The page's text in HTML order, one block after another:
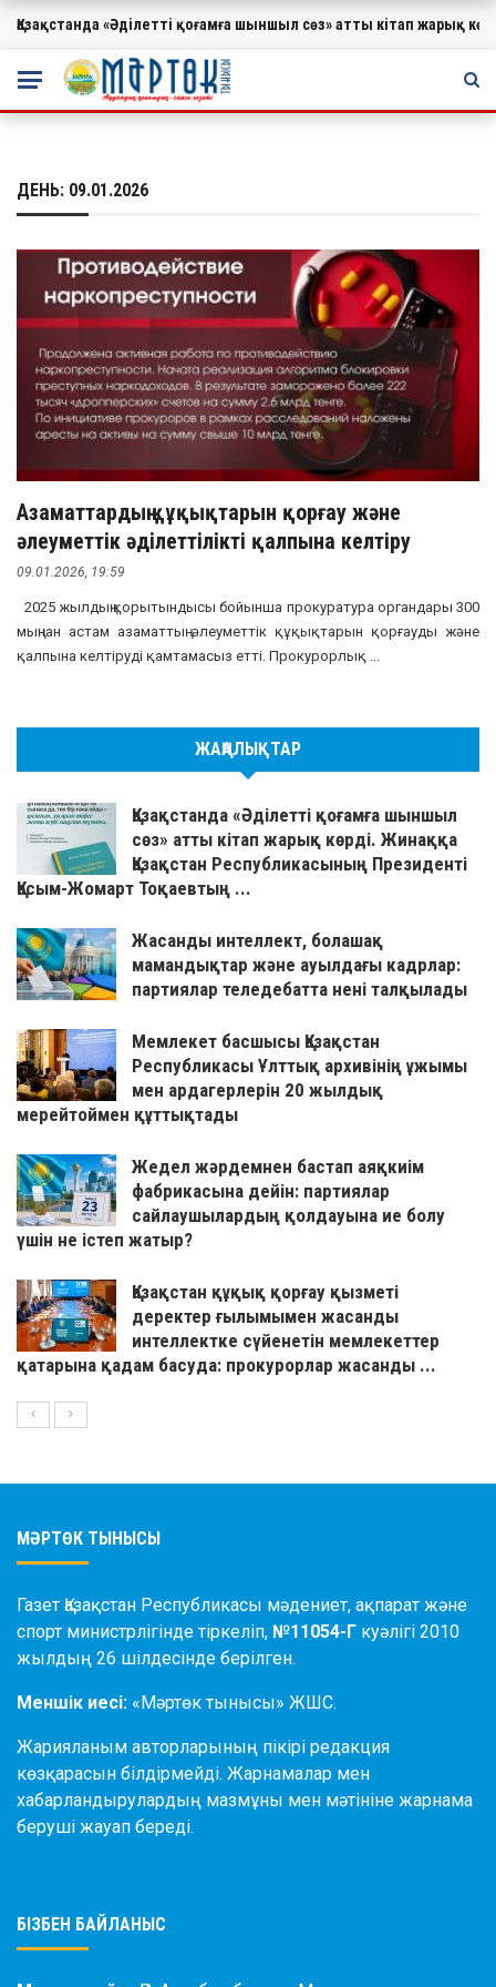
МАҢЫЗДЫ
Қазақстанда «Әділетті қоғамға шыншыл сөз» атты кітап жарық
ДЕНЬ: 09.01.2026
Азаматтардың құқықтарын қорғау және
әлеуметтік әділеттілікті қалпына келтіру
09.01.2026, 19:59
2025 жылдың қорытындысы бойынша прокуратура органдары 300
мыңнан астам азаматтың әлеуметтік құқықтарын қорғауды және
қалпына келтіруді қамтамасыз етті. Прокурорлық ...
ЖАҢАЛЫҚТАР
Қазақстанда «Әділетті қоғамға шыншыл
сөз» атты кітап жарық көрді. Жинаққа
Қазақстан Республикасының Президенті
Қасым-Жомарт Тоқаевтың ...
Жасанды интеллект, болашақ
мамандықтар және ауылдағы кадрлар:
партиялар теледебатта нені талқылады
Мемлекет басшысы Қазақстан
Республикасы Ұлттық архивінің ұжымы
мен ардагерлерін 20 жылдық
мерейтоймен құттықтады
Жедел жәрдемнен бастап аяқкиім
фабрикасына дейін: партиялар
сайлаушылардың қолдауына ие болу
үшін не істеп жатыр?
Қазақстан құқық қорғау қызметі
деректер ғылымымен жасанды
интеллектке сүйенетін мемлекеттер
қатарына қадам басуда: прокурорлар жасанды ...
МӘРТӨК ТЫНЫСЫ
Газет Қазақстан Республикасы мәдениет, ақпарат және
спорт министрлігінде тіркеліп, №11054-Г куәлігі 2010
жылдың 26 шілдесінде берілген.
Меншік иесі: «Мәртөк тынысы» ЖШС.
Жарияланым авторларының пікірі редакция
көзқарасын білдірмейді. Жарнамалар мен
хабарландырулардың мазмұны мен мәтініне жарнама
беруші жауап береді.
БІЗБЕН БАЙЛАНЫС